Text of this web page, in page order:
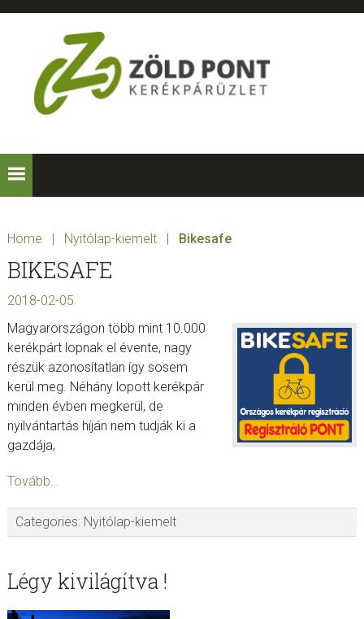
Skip
navigation
Skip
content
Skip
sidebar
Skip
ZÖLD
PONT
Home | Nyitólap-kiemelt | Bikesafe
BIKESAFE
2018-02-05
Magyarországon több mint 10.000
kerékpárt lopnak el évente, nagy
részük azonosítatlan így sosem
kerül meg. Néhány lopott kerékpár
minden évben megkerül, de
nyilvántartás híján nem tudják ki a
gazdája,
Tovább…
Categories: Nyitólap-kiemelt
sidebar
Blog
Sidebar
Légy kivilágítva !